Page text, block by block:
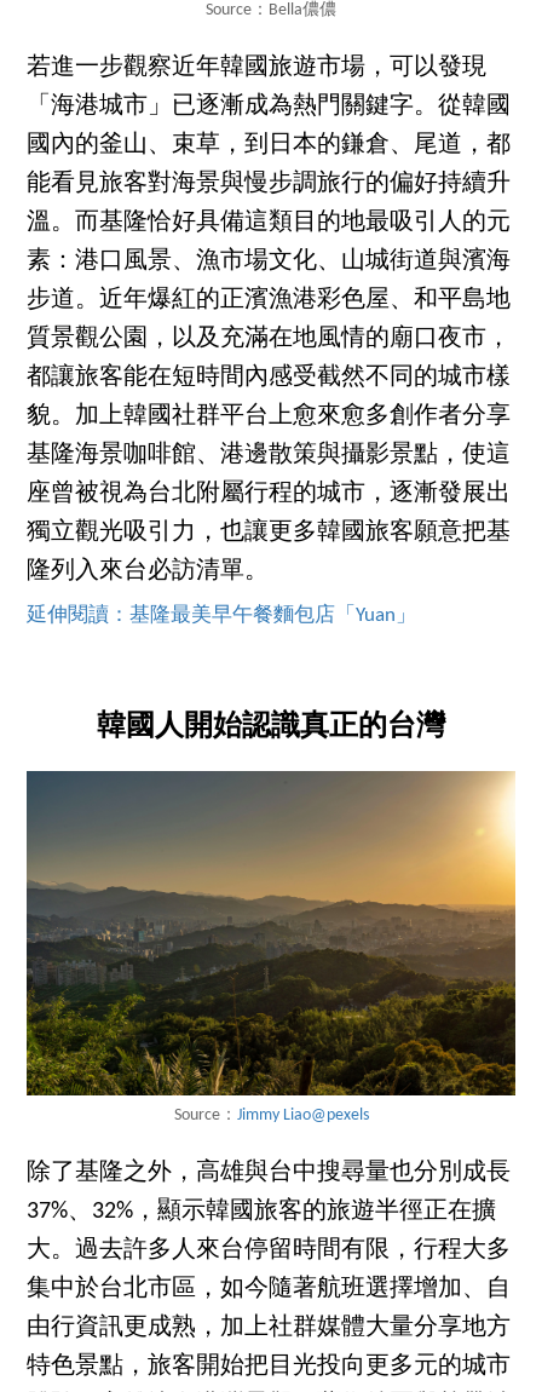
Source：Bella儂儂
若進一步觀察近年韓國旅遊市場，可以發現
「海港城市」已逐漸成為熱門關鍵字。從韓國
國內的釜山、束草，到日本的鎌倉、尾道，都
能看見旅客對海景與慢步調旅行的偏好持續升
溫。而基隆恰好具備這類目的地最吸引人的元
素：港口風景、漁市場文化、山城街道與濱海
步道。近年爆紅的正濱漁港彩色屋、和平島地
質景觀公園，以及充滿在地風情的廟口夜市，
都讓旅客能在短時間內感受截然不同的城市樣
貌。加上韓國社群平台上愈來愈多創作者分享
基隆海景咖啡館、港邊散策與攝影景點，使這
座曾被視為台北附屬行程的城市，逐漸發展出
獨立觀光吸引力，也讓更多韓國旅客願意把基
隆列入來台必訪清單。
延伸閱讀：基隆最美早午餐麵包店「Yuan」
韓國人開始認識真正的台灣
Source： Jimmy Liao@pexels
除了基隆之外，高雄與台中搜尋量也分別成長
37%、32%，顯示韓國旅客的旅遊半徑正在擴
大。過去許多人來台停留時間有限，行程大多
集中於台北市區，如今隨著航班選擇增加、自
由行資訊更成熟，加上社群媒體大量分享地方
特色景點，旅客開始把目光投向更多元的城市